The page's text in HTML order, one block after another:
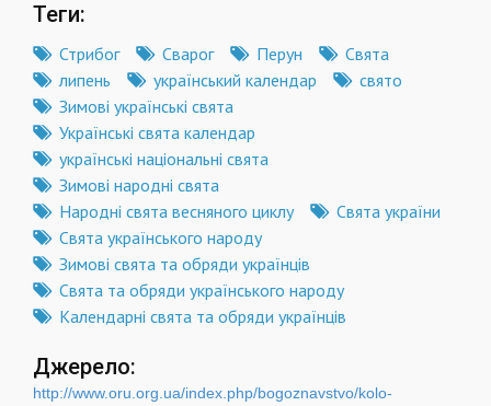
Теги:
Стрибог Сварог Перун
Свята
липень
український календар
свято
Зимові українські свята
Українські свята календар
українські національні свята
Зимові народні свята
Народні свята весняного циклу
Свята україни
Свята українського народу
Зимові свята та обряди українців
Свята та обряди українського народу
Календарні свята та обряди українців
Джерело:
http://www.oru.org.ua/index.php/bogoznavstvo/kolo-